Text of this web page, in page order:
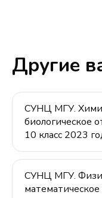
Другие
СУНЦ МГУ.
биологическое
10 класс 2023
СУНЦ МГУ.